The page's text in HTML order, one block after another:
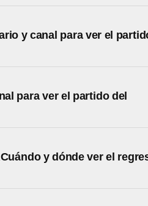
y canal para ver el
para ver el partido del
y dónde ver el